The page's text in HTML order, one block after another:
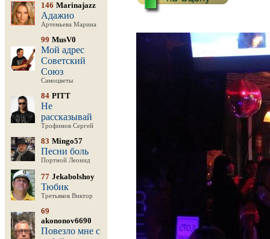
146 Marinajazz
Адажио
Артемьева Марина
99 MusV0
Мой адрес
Советский
Союз
Самоцветы
84 PITT
Не
рассказывай
Трофимов Сергей
83 Mingo57
Песни боль
Портной Леонид
77 Jekabolshoy
Тюбик
Третьяков Виктор
69
akononov6690
Повезло мне с